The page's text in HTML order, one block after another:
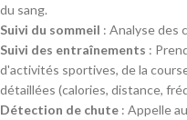
du sang.
Suivi du sommeil : Analyse des
Suivi des entraînements :
d'activités sportives, de la
détaillées (calories, distance,
Détection de chute : Appelle